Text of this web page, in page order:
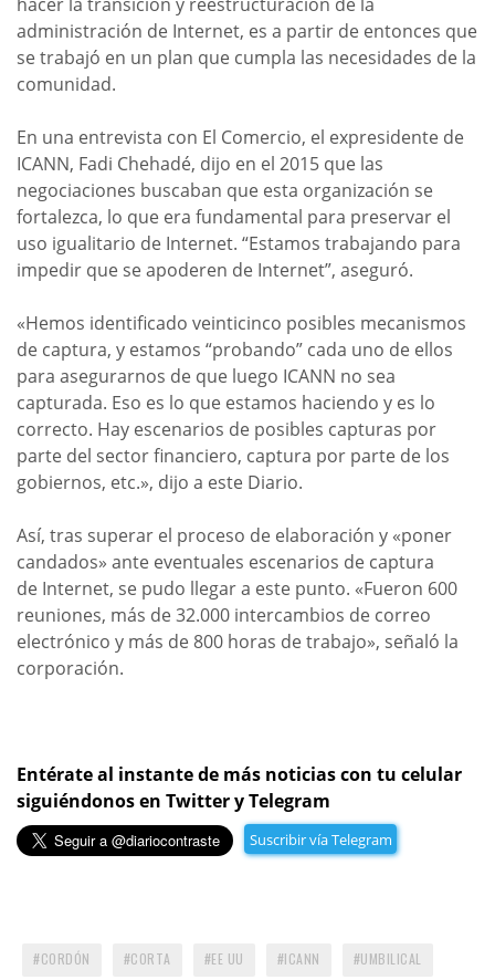
administración de Internet, es a partir de entonces que
se trabajó en un plan que cumpla las necesidades de la
comunidad.
En una entrevista con El Comercio, el expresidente de
ICANN, Fadi Chehadé, dijo en el 2015 que las
negociaciones buscaban que esta organización se
fortalezca, lo que era fundamental para preservar el
uso igualitario de Internet. “Estamos trabajando para
impedir que se apoderen de Internet”, aseguró.
«Hemos identificado veinticinco posibles mecanismos
de captura, y estamos “probando” cada uno de ellos
para asegurarnos de que luego ICANN no sea
capturada. Eso es lo que estamos haciendo y es lo
correcto. Hay escenarios de posibles capturas por
parte del sector financiero, captura por parte de los
gobiernos, etc.», dijo a este Diario.
Así, tras superar el proceso de elaboración y «poner
candados» ante eventuales escenarios de captura
de Internet, se pudo llegar a este punto. «Fueron 600
reuniones, más de 32.000 intercambios de correo
electrónico y más de 800 horas de trabajo», señaló la
corporación.
Entérate al instante de más noticias con tu celular
siguiéndonos en Twitter y Telegram
Suscribir vía Telegram
CORDÓN CORTA EE UU ICANN UMBILICAL